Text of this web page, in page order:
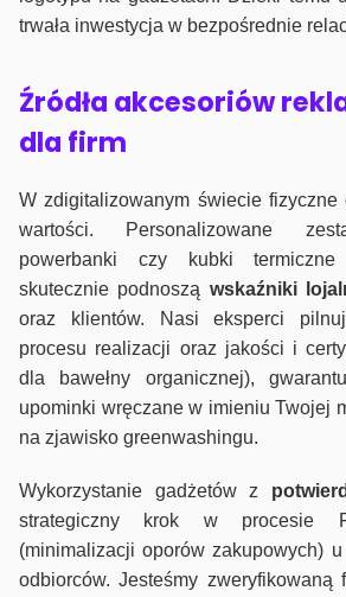
trwała inwestycja w bezpośrednie
Źródła akcesoriów
dla firm
W zdigitalizowanym świecie fizyczne
wartości. Personalizowane
powerbanki czy kubki
skutecznie podnoszą wskaźniki
oraz klientów. Nasi eksperci
procesu realizacji oraz jakości i
dla bawełny organicznej),
upominki wręczane w imieniu Twojej
na zjawisko greenwashingu.
Wykorzystanie gadżetów z
strategiczny krok w procesie
(minimalizacji oporów zakupowych)
odbiorców. Jesteśmy zweryfikowaną